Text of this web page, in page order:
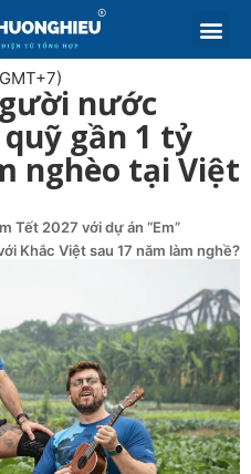
nước
gần 1 tỷ
nghèo tại Việt
Tết 2027 với dự án “Em”
Khắc Việt sau 17 năm làm nghề?